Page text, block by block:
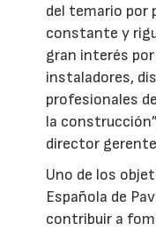
del temario por
constante y
gran interés
instaladores,
profesionales
la
director gerente
Uno de los
Española de
contribuir a